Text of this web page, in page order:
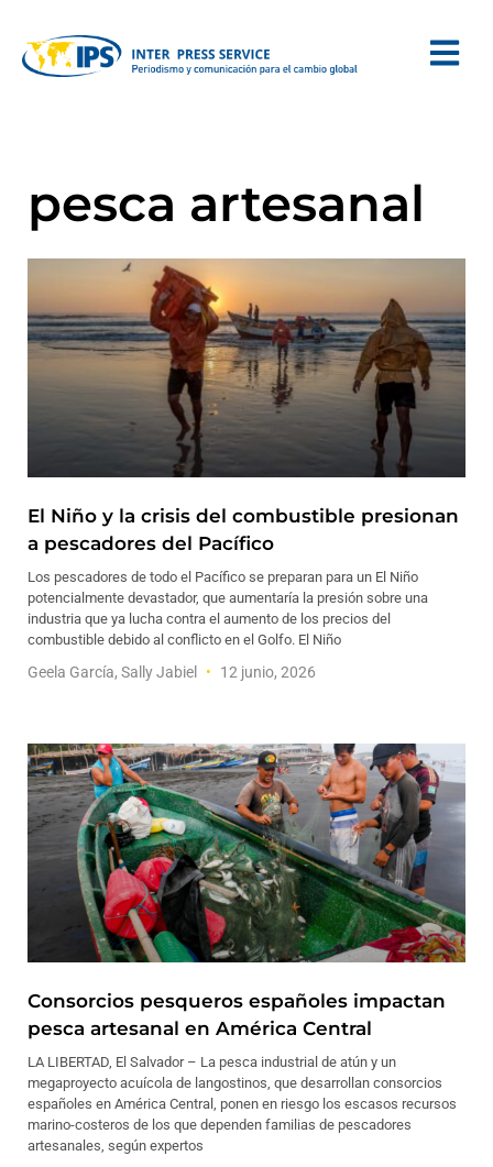
pesca artesanal
El Niño y la crisis del combustible presionan
a pescadores del Pacífico
Los pescadores de todo el Pacífico se preparan para un El Niño
potencialmente devastador, que aumentaría la presión sobre una
industria que ya lucha contra el aumento de los precios del
combustible debido al conflicto en el Golfo. El Niño
Geela García, Sally Jabiel 12 junio, 2026
Consorcios pesqueros españoles impactan
pesca artesanal en América Central
LA LIBERTAD, El Salvador – La pesca industrial de atún y un
megaproyecto acuícola de langostinos, que desarrollan consorcios
españoles en América Central, ponen en riesgo los escasos recursos
marino-costeros de los que dependen familias de pescadores
artesanales, según expertos